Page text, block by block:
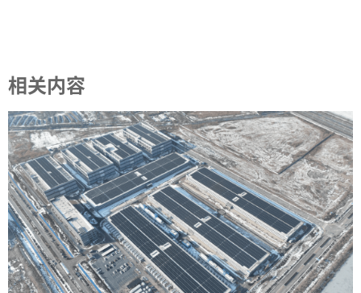
相关内容